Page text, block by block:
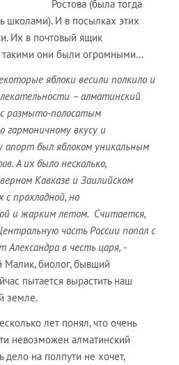
Ростова (была тогда
школами). И в посылках этих
Их в почтовый ящик
такими они были огромными…
яблоки весили полкило и
– алматинский
размыто-полосатым
гармоничному вкусу и
апорт был яблоком уникальным
А их было несколько,
Кавказе и Заилийском
прохладной, но
и жарким летом. Считается,
часть России попал с
Александра в честь царя, -
Малик, биолог, бывший
пытается вырастить наш
земле.
лет понял, что очень
невозможен алматинский
дело на полпути не хочет,